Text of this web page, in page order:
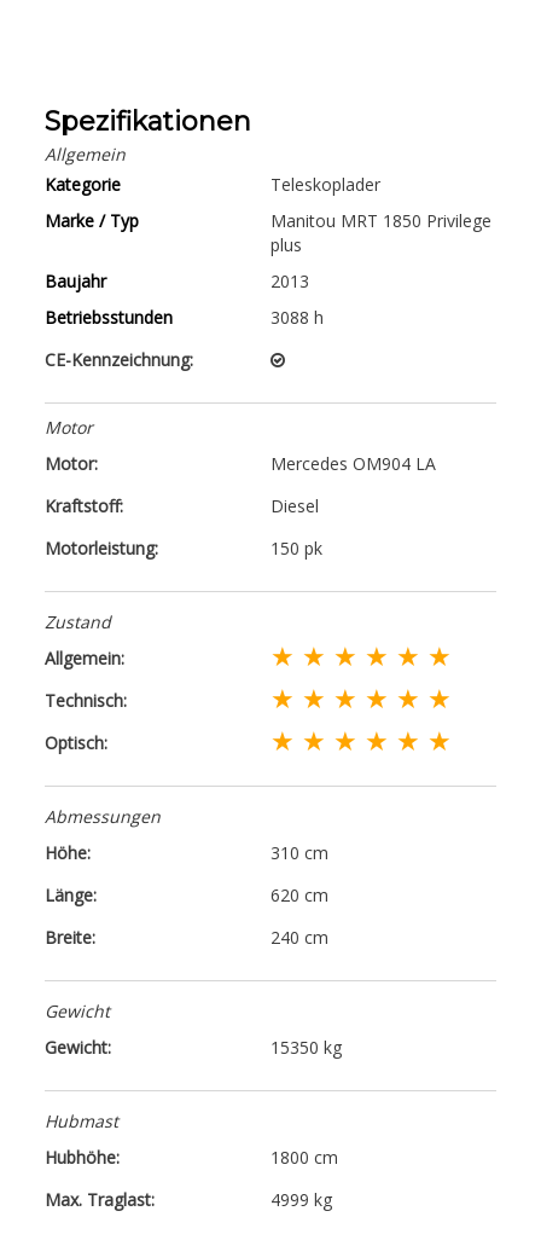
Spezifikationen
Allgemein
Kategorie
Teleskoplader
Marke / Typ
Manitou MRT 1850 Privilege
plus
Baujahr
2013
Betriebsstunden
3088 h
CE-Kennzeichnung:
Motor
Motor:
Mercedes OM904 LA
Kraftstoff:
Diesel
Motorleistung:
150 pk
Zustand
Allgemein:
★ ★ ★ ★ ★ ★
Technisch: ★ ★ ★ ★ ★ ★
Optisch: ★ ★ ★ ★ ★ ★
Abmessungen
Höhe:
310 cm
Länge:
620 cm
Breite:
240 cm
Gewicht
Gewicht:
15350 kg
Hubmast
Hubhöhe:
1800 cm
Max. Traglast:
4999 kg